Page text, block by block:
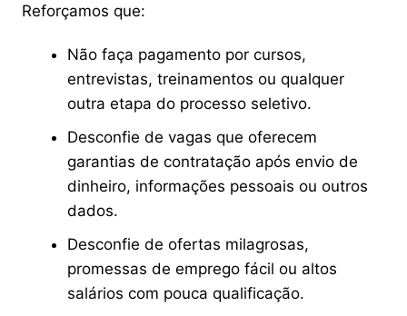
Reforçamos que:
Não faça pagamento por cursos,
entrevistas, treinamentos ou qualquer
outra etapa do processo seletivo.
Desconfie de vagas que oferecem
garantias de contratação após envio de
dinheiro, informações pessoais ou outros
dados.
Desconfie de ofertas milagrosas,
promessas de emprego fácil ou altos
salários com pouca qualificação.